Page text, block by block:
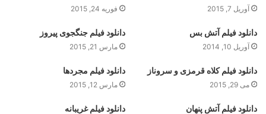
آوریل 7, 2015 فوریه 24, 2015
دانلود فیلم آتش بس
آوریل 10, 2014
دانلود فیلم جنگجوی پیروز
مارس 21, 2015
دانلود فیلم کلاه قرمزی و سروناز
می 29, 2015
دانلود فیلم مجردها
مارس 12, 2015
دانلود فیلم آتش پنهان دانلود فیلم غریبانه